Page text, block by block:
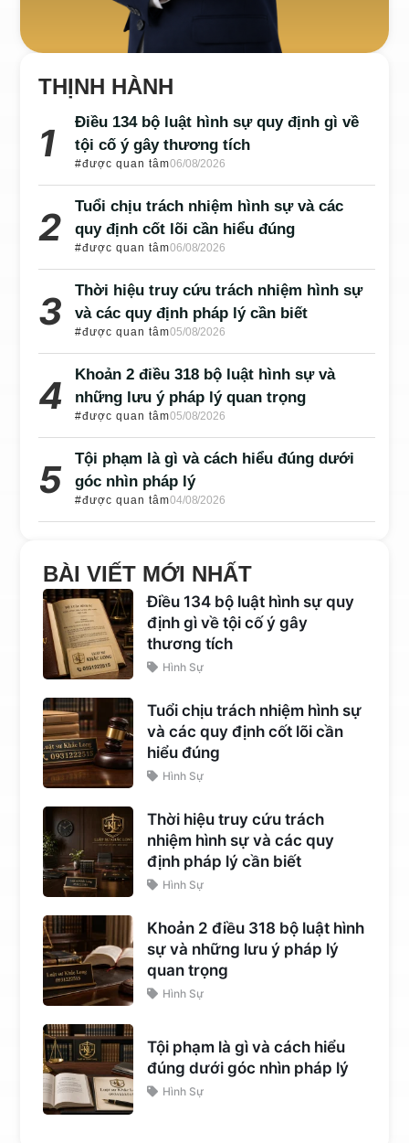
THỊNH HÀNH
Điều 134 bộ luật hình sự quy định gì về
tội cố ý gây thương tích
#được quan tâm06/08/2026
Tuổi chịu trách nhiệm hình sự và các
quy định cốt lõi cần hiểu đúng
#được quan tâm06/08/2026
Thời hiệu truy cứu trách nhiệm hình sự
và các quy định pháp lý cần biết
#được quan tâm05/08/2026
Khoản 2 điều 318 bộ luật hình sự và
những lưu ý pháp lý quan trọng
#được quan tâm05/08/2026
Tội phạm là gì và cách hiểu đúng dưới
góc nhìn pháp lý
#được quan tâm04/08/2026
BÀI VIẾT MỚI NHẤT
Điều 134 bộ luật hình sự quy
định gì về tội cố ý gây
thương tích
Hình Sự
Tuổi chịu trách nhiệm hình sự
và các quy định cốt lõi cần
hiểu đúng
Hình Sự
Thời hiệu truy cứu trách
nhiệm hình sự và các quy
định pháp lý cần biết
Hình Sự
Khoản 2 điều 318 bộ luật hình
sự và những lưu ý pháp lý
quan trọng
Hình Sự
Tội phạm là gì và cách hiểu
đúng dưới góc nhìn pháp lý
Hình Sự